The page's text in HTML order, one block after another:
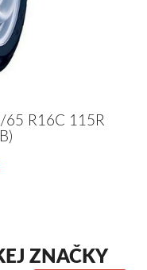
65 R16C 115R
ZNAČKY